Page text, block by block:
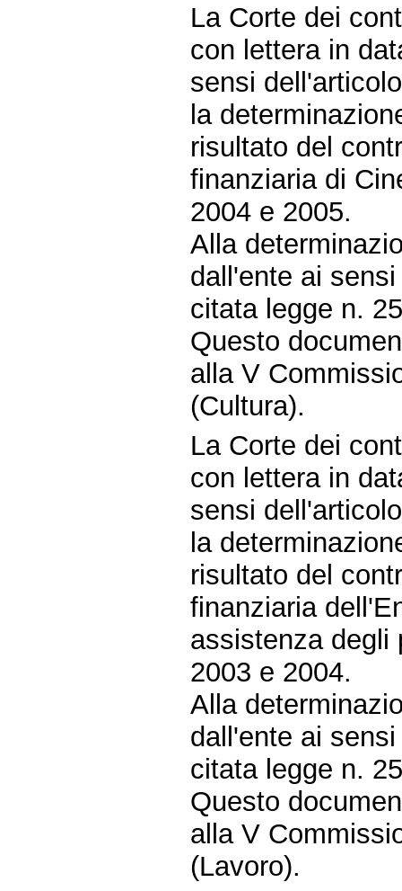
La Corte dei
con lettera in
sensi
la
risultato del
finanziaria di
2004 e 2005.
Alla
dall'ente ai
citata legge n.
Questo
alla V
(Cultura).
La Corte dei
con lettera in
sensi
la
risultato del
finanziaria
assistenza degli
2003 e 2004.
Alla
dall'ente ai
citata legge n.
Questo
alla V
(Lavoro).